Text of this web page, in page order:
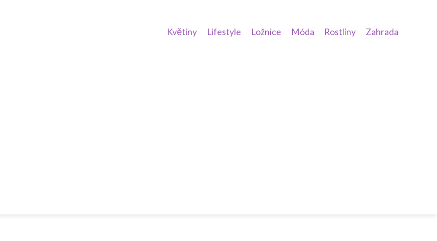
Květiny Lifestyle Ložnice Móda Rostliny Zahrada